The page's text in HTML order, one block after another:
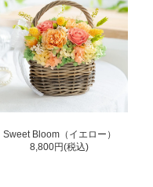
Sweet Bloom（イエロー）
8,800円(税込)